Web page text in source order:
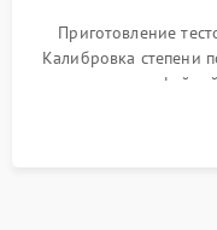
Приготовление
Калибровка степени
плотности
качества молочной